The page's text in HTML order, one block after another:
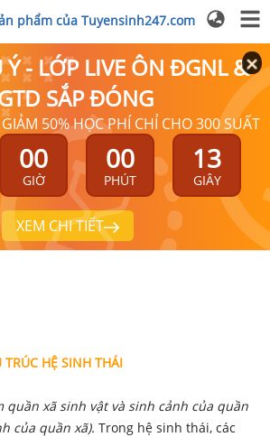
phẩm của Tuyensinh247.com
Ý - LỚP LIVE ÔN ĐGNL &
SẮP ĐÓNG
50% HỌC PHÍ CHỈ CHO 300 SUẤT
00
GIỜ
00
PHÚT
12
GIÂY
XEM CHI TIẾT
TRÚC HỆ SINH THÁI
quần xã sinh vật và sinh cảnh của quần
của quần xã). Trong hệ sinh thái, các